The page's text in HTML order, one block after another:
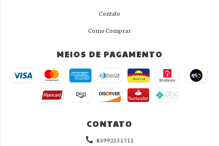
Contato
Como Comprar
MEIOS DE PAGAMENTO
CONTATO
85992331711